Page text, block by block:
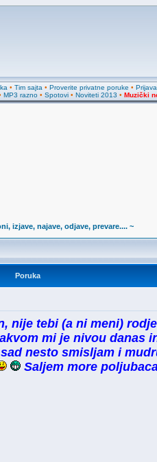
• Tim sajta • Proverite privatne poruke • Prijava
MP3 razno • Spotovi • Noviteti 2013 • Muzički
izjave, najave, odjave, prevare.... ~
Poruka
nije tebi (a ni meni)
mi je nivou danas
nesto smisljam i
Saljem more